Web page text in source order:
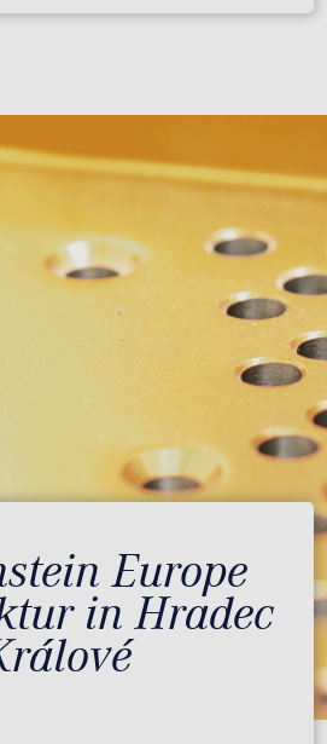
Europe
in Hradec